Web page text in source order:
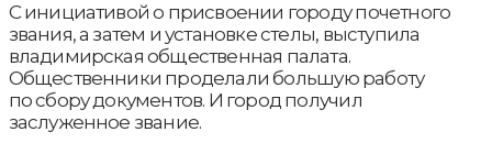
С инициативой о присвоении городу почетного
звания, а затем и установке стелы, выступила
владимирская общественная палата.
Общественники проделали большую работу
по сбору документов. И город получил
заслуженное звание.